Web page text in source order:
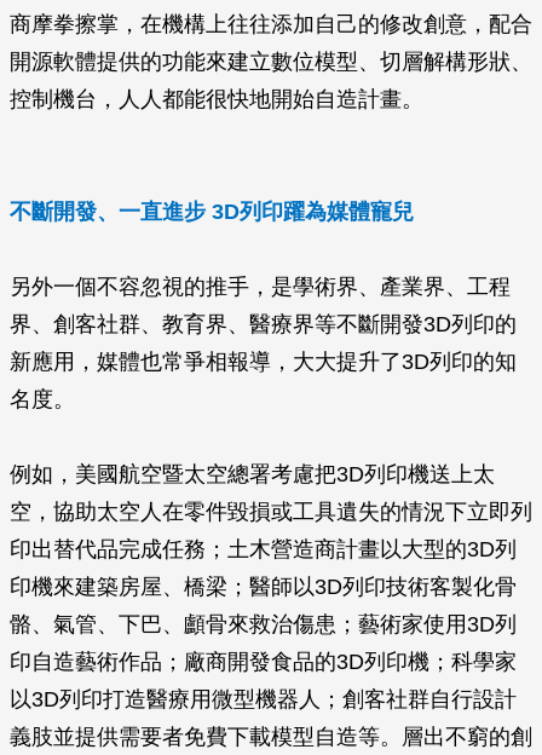
商摩拳擦掌，在機構上往往添加自己的修改創意，配合
開源軟體提供的功能來建立數位模型、切層解構形狀、
控制機台，人人都能很快地開始自造計畫。
不斷開發、一直進步 3D列印躍為媒體寵兒
另外一個不容忽視的推手，是學術界、產業界、工程
界、創客社群、教育界、醫療界等不斷開發3D列印的
新應用，媒體也常爭相報導，大大提升了3D列印的知
名度。
例如，美國航空暨太空總署考慮把3D列印機送上太
空，協助太空人在零件毀損或工具遺失的情況下立即列
印出替代品完成任務；土木營造商計畫以大型的3D列
印機來建築房屋、橋梁；醫師以3D列印技術客製化骨
骼、氣管、下巴、顱骨來救治傷患；藝術家使用3D列
印自造藝術作品；廠商開發食品的3D列印機；科學家
以3D列印打造醫療用微型機器人；創客社群自行設計
義肢並提供需要者免費下載模型自造等。層出不窮的創